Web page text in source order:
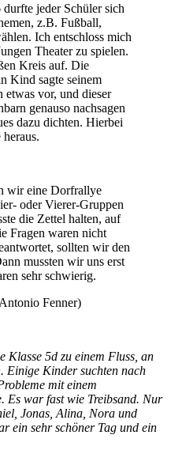
jeder Schüler sich
z.B. Fußball,
Ich entschloss mich
Theater zu spielen.
Kreis auf. Die
Kind sagte seinem
etwas vor, und dieser
genauso nachsagen
dazu dichten. Hierbei
wir eine Dorfrallye
oder Vierer-Gruppen
die Zettel halten, auf
Fragen waren nicht
sollten wir den
mussten wir uns erst
sehr schwierig.
Fenner)
Klasse 5d zu einem Fluss, an
Einige Kinder suchten nach
mit einem
Es war fast wie Treibsand. Nur
Jonas, Alina, Nora und
ein sehr schöner Tag und ein